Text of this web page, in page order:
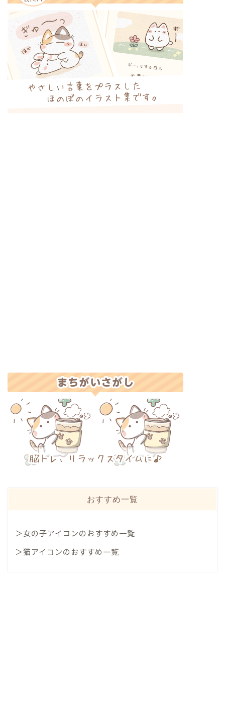
おすすめ一覧
＞女の子アイコンのおすすめ一覧
＞猫アイコンのおすすめ一覧